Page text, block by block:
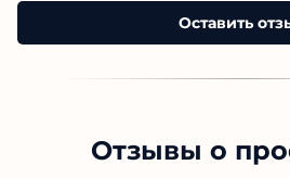
Оставить
Отзывы о